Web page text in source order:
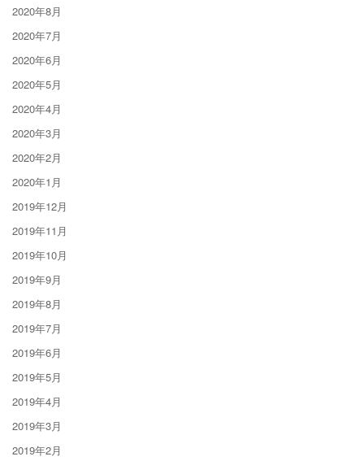
2020年8月
2020年7月
2020年6月
2020年5月
2020年4月
2020年3月
2020年2月
2020年1月
2019年12月
2019年11月
2019年10月
2019年9月
2019年8月
2019年7月
2019年6月
2019年5月
2019年4月
2019年3月
2019年2月